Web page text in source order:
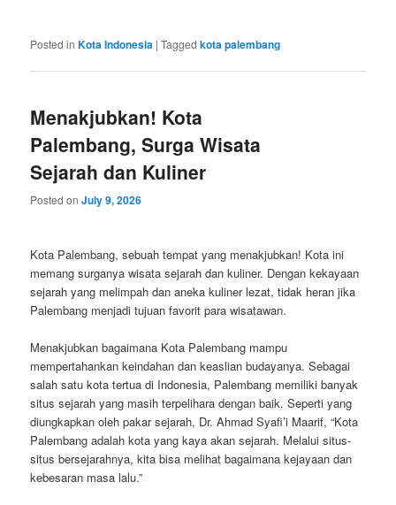
Posted in Kota Indonesia |Tagged kota palembang
Menakjubkan! Kota
Palembang, Surga Wisata
Sejarah dan Kuliner
Posted onJuly 9, 2026
Kota Palembang, sebuah tempat yang menakjubkan! Kota ini
memang surganya wisata sejarah dan kuliner. Dengan kekayaan
sejarah yang melimpah dan aneka kuliner lezat, tidak heran jika
Palembang menjadi tujuan favorit para wisatawan.
Menakjubkan bagaimana Kota Palembang mampu
mempertahankan keindahan dan keaslian budayanya. Sebagai
salah satu kota tertua di Indonesia, Palembang memiliki banyak
situs sejarah yang masih terpelihara dengan baik. Seperti yang
diungkapkan oleh pakar sejarah, Dr. Ahmad Syafi’i Maarif, “Kota
Palembang adalah kota yang kaya akan sejarah. Melalui situs-
situs bersejarahnya, kita bisa melihat bagaimana kejayaan dan
kebesaran masa lalu.”